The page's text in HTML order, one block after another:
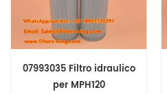
07993035 Filtro idraulico
per MPH120